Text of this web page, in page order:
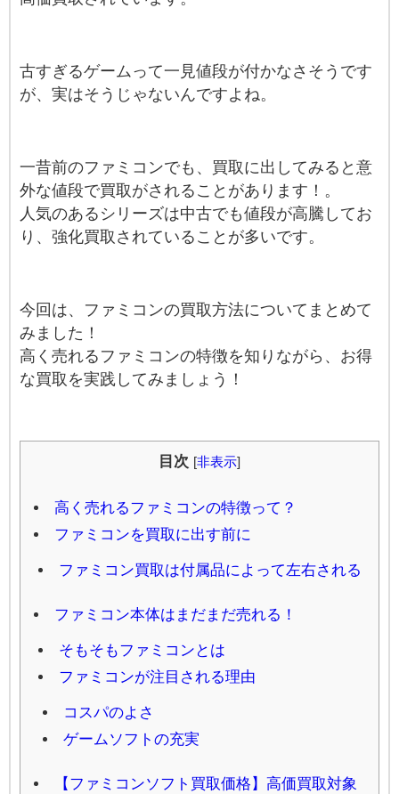
古すぎるゲームって一見値段が付かなさそうです
が、実はそうじゃないんですよね。
一昔前のファミコンでも、買取に出してみると意
外な値段で買取がされることがあります！。
人気のあるシリーズは中古でも値段が高騰してお
り、強化買取されていることが多いです。
今回は、ファミコンの買取方法についてまとめて
みました！
高く売れるファミコンの特徴を知りながら、お得
な買取を実践してみましょう！
目次 [非表示]
高く売れるファミコンの特徴って？
ファミコンを買取に出す前に
ファミコン買取は付属品によって左右される
ファミコン本体はまだまだ売れる！
そもそもファミコンとは
ファミコンが注目される理由
コスパのよさ
ゲームソフトの充実
【ファミコンソフト買取価格】高価買取対象